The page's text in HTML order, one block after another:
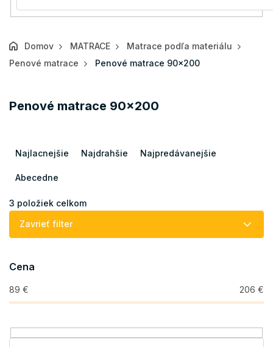
Domov MATRACE
Matrace podľa materiálu
Penové matrace
Penové matrace 90x200
Penové matrace 90x200
e
i
d
u
k
o
v
Najlacnejšie Najdrahšie Najpredávanejšie
Abecedne
3 položiek celkom
Zavrieť filter
Cena
89 € 206 €